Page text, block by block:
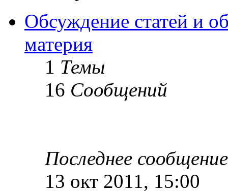
Обсуждение статей и
материя
1 Темы
16 Сообщений
Последнее сообщение
13 окт 2011, 15:00